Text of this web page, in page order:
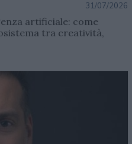
31/07/2026
artificiale: come
tra creatività,